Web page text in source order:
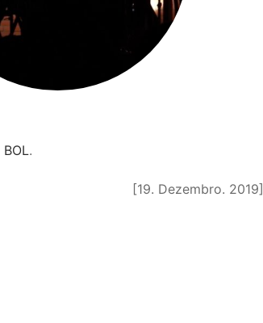
BOL.
[19. Dezembro. 2019]